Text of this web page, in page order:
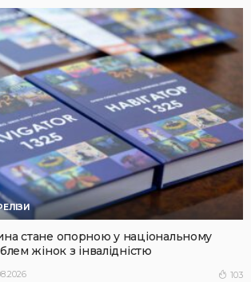
стане опорною у національному
жінок з інвалідністю
103